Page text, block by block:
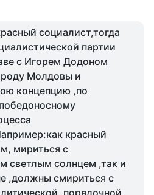
социалист,тогда
партии
с Игорем Додоном
Молдовы и
концепцию ,по
красный
мириться с
светлым солнцем ,так и
,должны смириться с
порядочной